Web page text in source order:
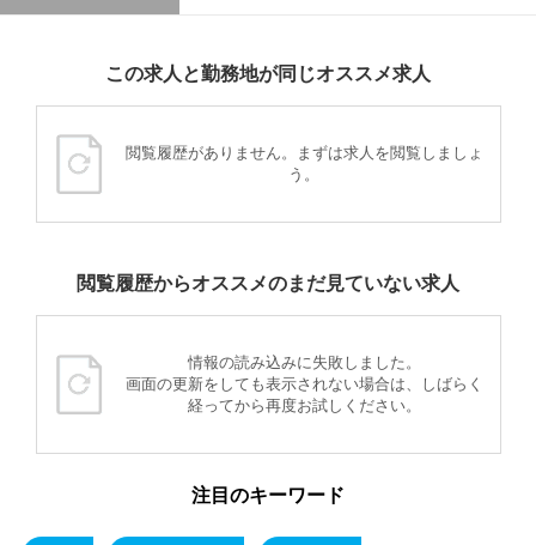
この求人と勤務地が同じオススメ求人
閲覧履歴がありません。まずは求人を閲覧しましょ
う。
閲覧履歴からオススメのまだ見ていない求人
情報の読み込みに失敗しました。
画面の更新をしても表示されない場合は、しばらく
経ってから再度お試しください。
注目のキーワード